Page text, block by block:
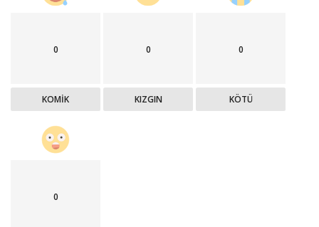
0
KOMİK
0
KIZGIN
0
KÖTÜ
0